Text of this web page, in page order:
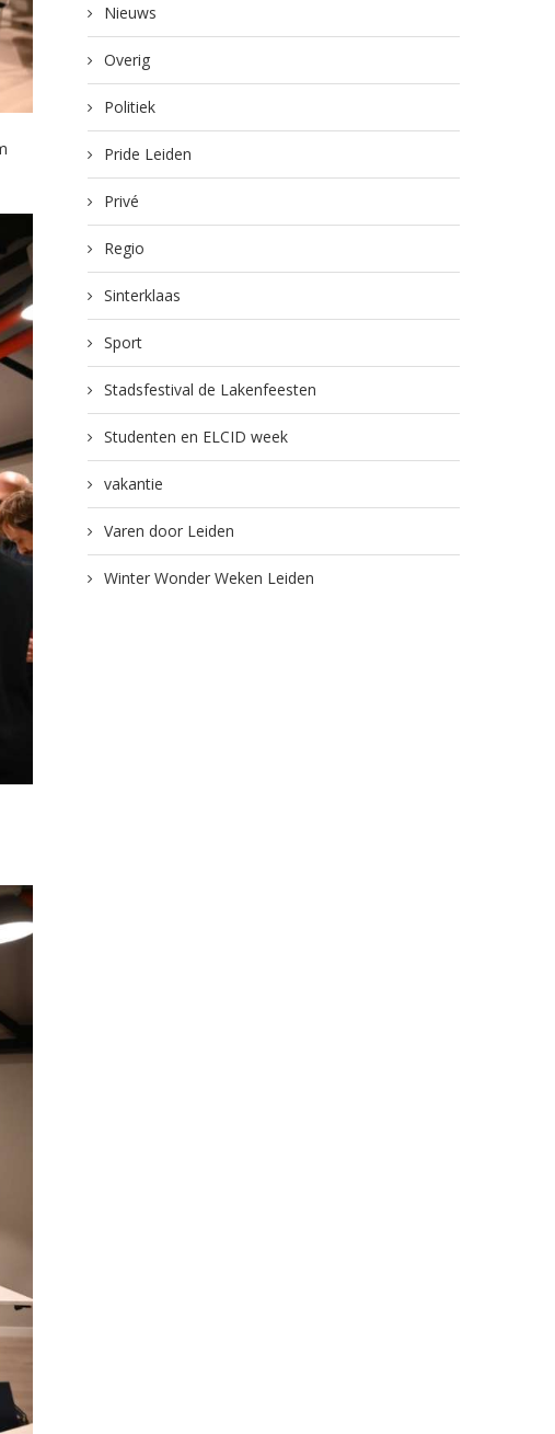
Nieuws
Overig
Politiek
Pride Leiden
Privé
Regio
Sinterklaas
Sport
Stadsfestival de Lakenfeesten
Studenten en ELCID week
vakantie
Varen door Leiden
Winter Wonder Weken Leiden